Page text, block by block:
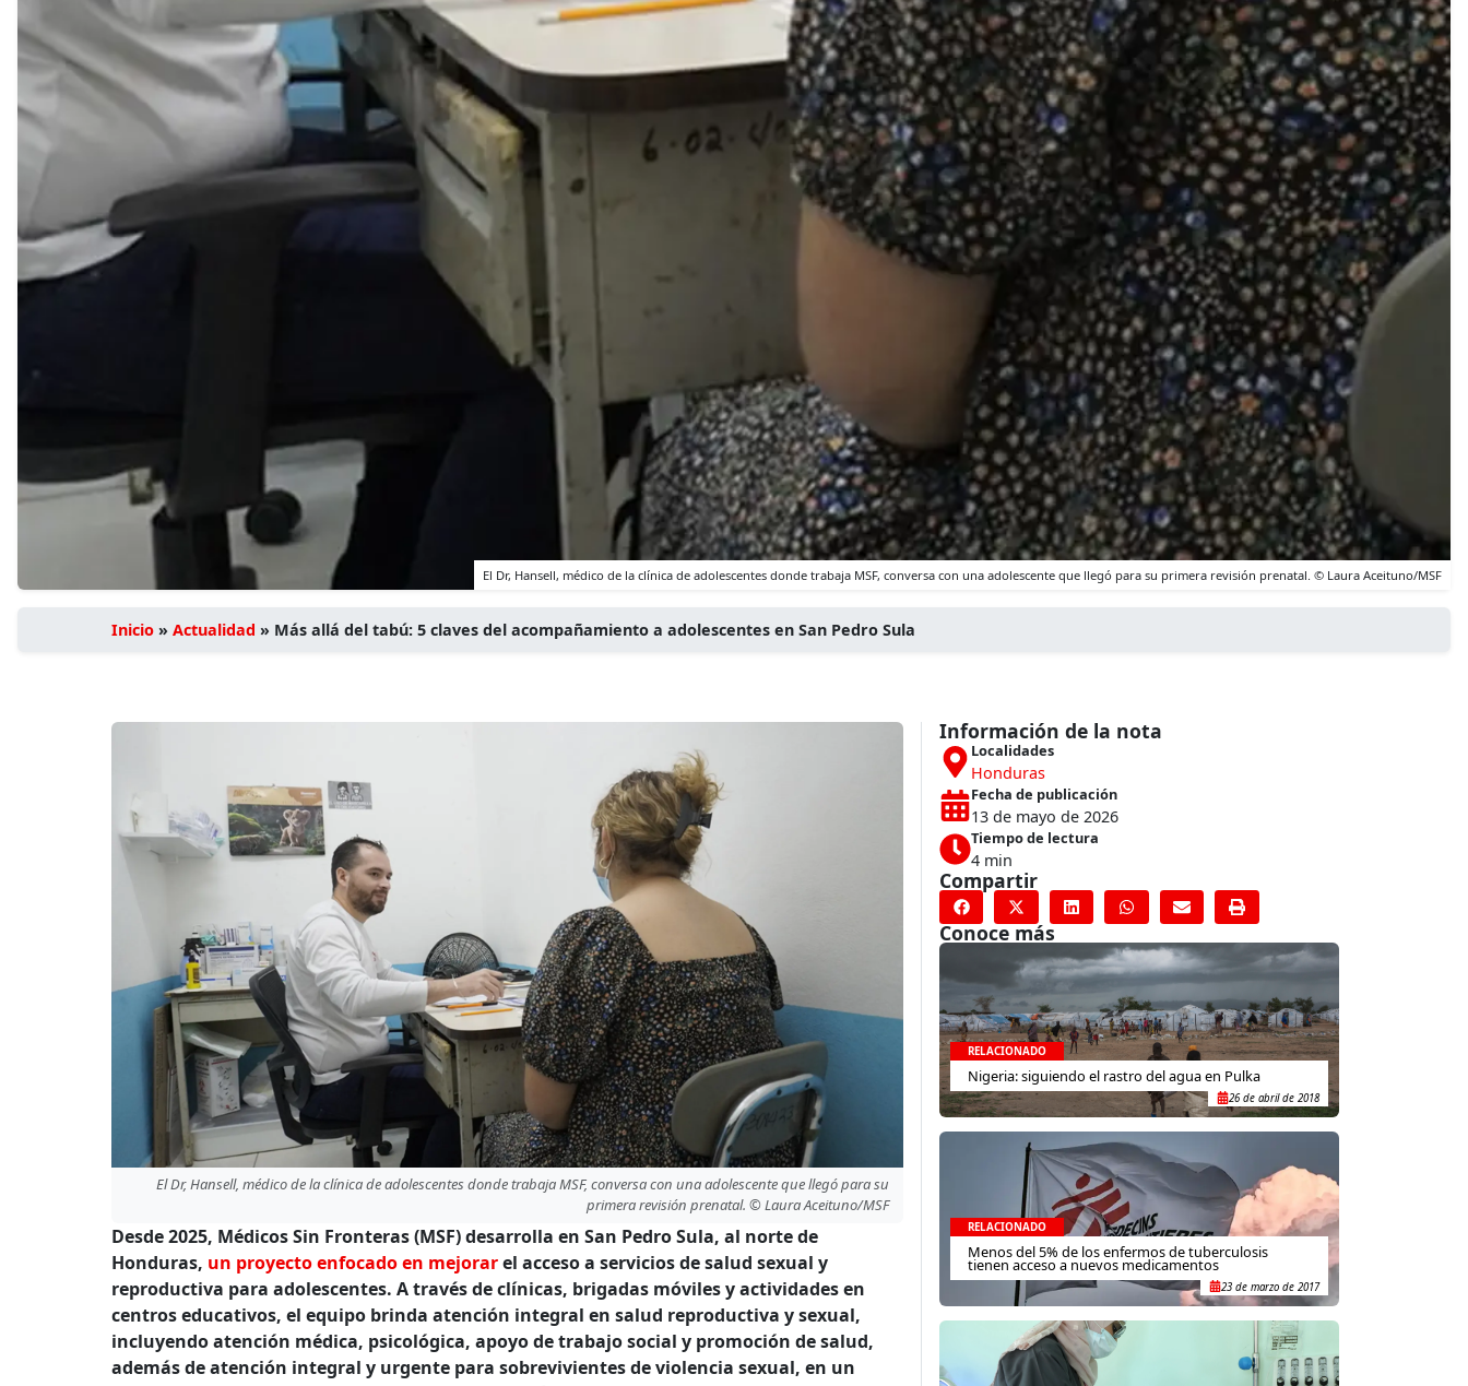
El Dr, Hansell, médico de la clínica de adolescentes donde trabaja MSF, conversa con una adolescente que llegó para su primera revisión prenatal. © Laura Aceituno/MSF
Inicio » Actualidad » Más allá del tabú: 5 claves del acompañamiento a adolescentes en San Pedro Sula
El Dr, Hansell, médico de la clínica de adolescentes donde trabaja MSF, conversa con una adolescente que llegó para su
primera revisión prenatal. © Laura Aceituno/MSF
Desde 2025, Médicos Sin Fronteras (MSF) desarrolla en San Pedro Sula, al norte de
Honduras, un proyecto enfocado en mejorarel acceso a servicios de salud sexual y
reproductiva para adolescentes. A través de clínicas, brigadas móviles y actividades en
centros educativos, el equipo brinda atención integral en salud reproductiva y sexual,
incluyendo atención médica, psicológica, apoyo de trabajo social y promoción de salud,
además de atención integral y urgente para sobrevivientes de violencia sexual, en un
Información de la nota
Localidades
Honduras
Fecha de publicación
13 de mayo de 2026
Tiempo de lectura
4 min
Compartir
Conoce más
RELACIONADO
Nigeria: siguiendo el rastro del agua en Pulka
26 de abril de 2018
RELACIONADO
Menos del 5% de los enfermos de tuberculosis
tienen acceso a nuevos medicamentos
23 de marzo de 2017